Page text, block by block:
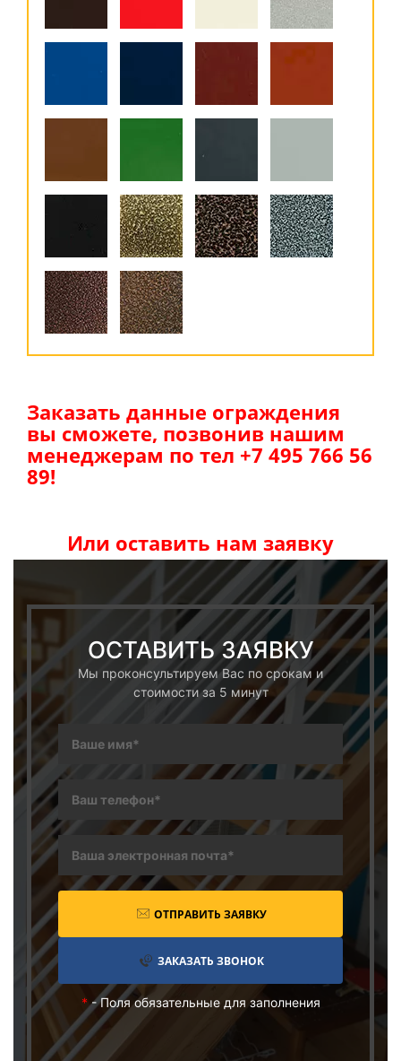
Заказать данные ограждения
вы сможете, позвонив нашим
менеджерам по тел +7 495 766 56
89!
Или оставить нам заявку
ОСТАВИТЬ ЗАЯВКУ
Мы проконсультируем Вас по срокам и
стоимости за 5 минут
ОТПРАВИТЬ ЗАЯВКУ
ЗАКАЗАТЬ ЗВОНОК
*- Поля обязательные для заполнения